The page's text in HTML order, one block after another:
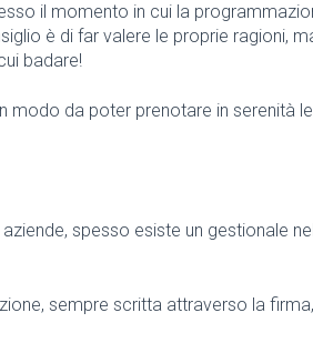
il momento in cui la
è di far valere le proprie ragioni,
badare!
da poter prenotare in serenità
spesso esiste un gestionale
sempre scritta attraverso la